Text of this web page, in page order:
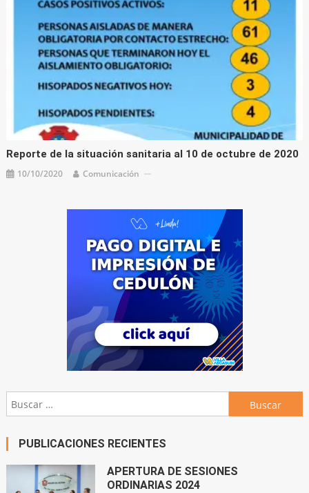
Reporte de la situación sanitaria al 10 de octubre de 2020
10/10/2020 Comunicación
Buscar:
PUBLICACIONES RECIENTES
APERTURA DE SESIONES
ORDINARIAS 2024